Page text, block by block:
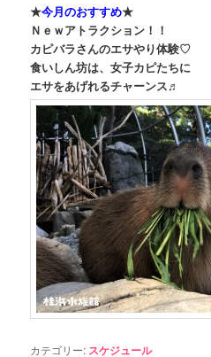
★今月のおすすめ★
Ｎｅｗアトラクション！！
カピバラさんのエサやり体験♡
食いしん坊は、女子カピたちに
エサをあげれるチャーンス♬
カテゴリー: スケジュール